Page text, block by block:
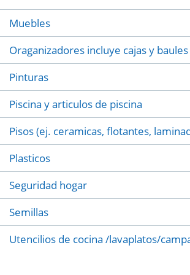
Muebles
Oraganizadores incluye cajas y baules
Pinturas
Piscina y articulos de piscina
Pisos (ej. ceramicas, flotantes,
Plasticos
Seguridad hogar
Semillas
Utencilios de cocina /lavaplatos/